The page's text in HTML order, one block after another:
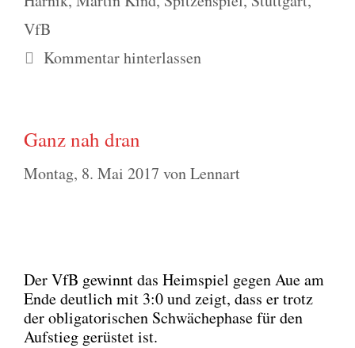
VfB
Kommentar hinterlassen
Ganz nah dran
Montag, 8. Mai 2017 vonLennart
Der VfB gewinnt das Heim­spiel gegen Aue am
Ende deut­lich mit 3:0 und zeigt, dass er trotz
der obli­ga­to­ri­schen Schwä­che­pha­se für den
Auf­stieg gerüs­tet ist.